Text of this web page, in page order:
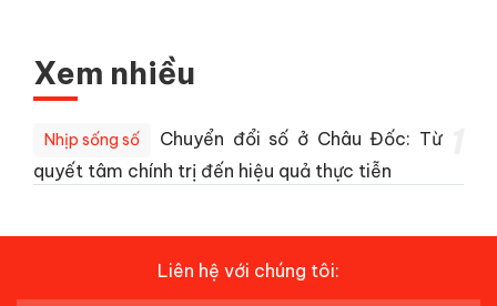
Xem nhiều
Nhịp sống số
Chuyển đổi số ở Châu Đốc: Từ
quyết tâm chính trị đến hiệu quả thực tiễn
Liên hệ với chúng tôi: